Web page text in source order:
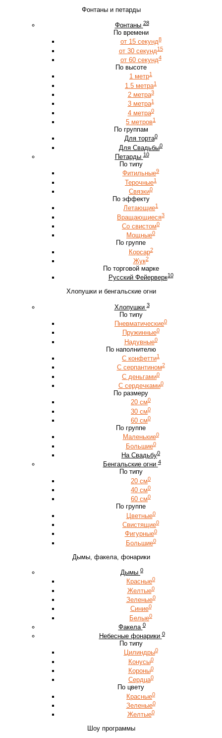
Фонтаны и петарды
Фонтаны 28
По времени
от 15 секунд8
от 30 секунд15
от 60 секунд4
По высоте
1 метр1
1.5 метра1
2 метра3
3 метра1
4 метра0
5 метров1
По группам
Для торта0
Для Свадьбы0
Петарды 10
По типу
Фитильные9
Терочные1
Связки0
По эффекту
Летающие1
Вращающиеся3
Со свистом0
Мощные0
По группе
Корсар2
Жук2
По торговой марке
Русский Фейерверк10
Хлопушки и бенгальские огни
Хлопушки 3
По типу
Пневматические0
Пружинные0
Надувные0
По наполнителю
С конфетти1
С серпантином2
С деньгами0
С сердечками0
По размеру
20 см0
30 см0
60 см0
По группе
Маленькие0
Большие0
На Свадьбу0
Бенгальские огни 4
По типу
20 см0
40 см0
60 см0
По группе
Цветные0
Свистящие0
Фигурные0
Большие0
Дымы, факела, фонарики
Дымы 0
Красные0
Желтые0
Зеленые0
Синие0
Белые0
Факела 0
Небесные фонарики 0
По типу
Цилиндры0
Конусы0
Короны0
Сердца0
По цвету
Красные0
Зеленые0
Желтые0
Шоу программы